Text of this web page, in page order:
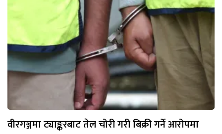
वीरगञ्जमा ट्याङ्करबाट तेल चोरी गरी बिक्री गर्ने आरोपमा